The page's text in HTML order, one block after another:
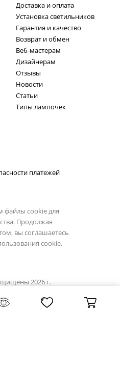
Доставка и оплата
Установка светильников
Гарантия и качество
Возврат и обмен
Веб-мастерам
Дизайнерам
Отзывы
Новости
Статьи
Типы лампочек
платежей
файлы cookie для
Продолжая
вы соглашаетесь
cookie.
2026 г.